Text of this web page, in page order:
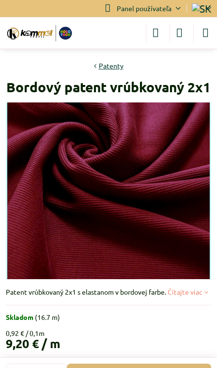
Panel používateľa
Patenty
Bordový patent vrúbkovaný 2x1
Patent vrúbkovaný 2x1 s elastanom v bordovej farbe. Čítajte viac
Skladom (16.7 m)
0,92 €
9,20 € / m